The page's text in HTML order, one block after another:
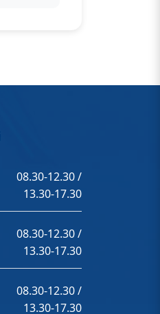
08.30-12.30 /
13.30-17.30
08.30-12.30 /
13.30-17.30
08.30-12.30 /
13.30-17.30